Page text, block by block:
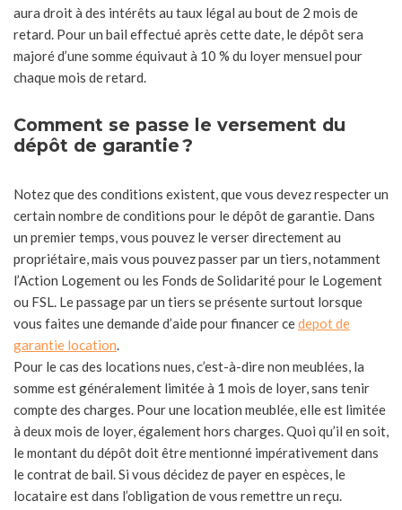
aura droit à des intérêts au taux légal au bout de 2 mois de
retard. Pour un bail effectué après cette date, le dépôt sera
majoré d’une somme équivaut à 10 % du loyer mensuel pour
chaque mois de retard.
Comment se passe le versement du
dépôt de garantie ?
Notez que des conditions existent, que vous devez respecter un
certain nombre de conditions pour le dépôt de garantie. Dans
un premier temps, vous pouvez le verser directement au
propriétaire, mais vous pouvez passer par un tiers, notamment
l’Action Logement ou les Fonds de Solidarité pour le Logement
ou FSL. Le passage par un tiers se présente surtout lorsque
vous faites une demande d’aide pour financer cedepot de
garantie location.
Pour le cas des locations nues, c’est-à-dire non meublées, la
somme est généralement limitée à 1 mois de loyer, sans tenir
compte des charges. Pour une location meublée, elle est limitée
à deux mois de loyer, également hors charges. Quoi qu’il en soit,
le montant du dépôt doit être mentionné impérativement dans
le contrat de bail. Si vous décidez de payer en espèces, le
locataire est dans l’obligation de vous remettre un reçu.